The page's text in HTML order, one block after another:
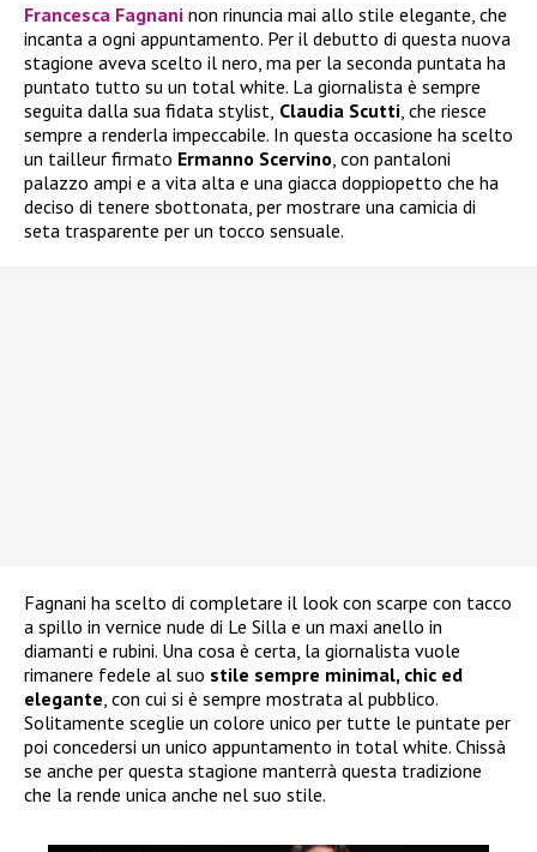
Francesca Fagnani non rinuncia mai allo stile elegante, che
incanta a ogni appuntamento. Per il debutto di questa nuova
stagione aveva scelto il nero, ma per la seconda puntata ha
puntato tutto su un total white. La giornalista è sempre
seguita dalla sua fidata stylist, Claudia Scutti , che riesce
sempre a renderla impeccabile. In questa occasione ha scelto
un tailleur firmato Ermanno Scervino , con pantaloni
palazzo ampi e a vita alta e una giacca doppiopetto che ha
deciso di tenere sbottonata, per mostrare una camicia di
seta trasparente per un tocco sensuale.
Fagnani ha scelto di completare il look con scarpe con tacco
a spillo in vernice nude di Le Silla e un maxi anello in
diamanti e rubini. Una cosa è certa, la giornalista vuole
rimanere fedele al suo stile sempre minimal, chic ed
elegante , con cui si è sempre mostrata al pubblico.
Solitamente sceglie un colore unico per tutte le puntate per
poi concedersi un unico appuntamento in total white. Chissà
se anche per questa stagione manterrà questa tradizione
che la rende unica anche nel suo stile.